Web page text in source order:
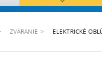
ZVÁRANIE ELEKTRICKÉ